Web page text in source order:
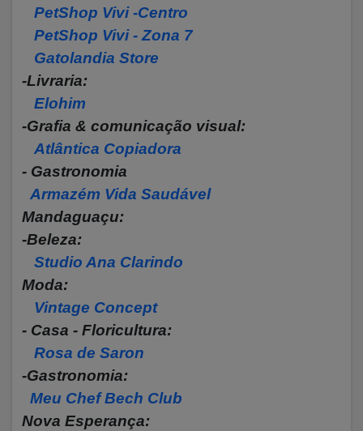
PetShop Vivi -Centro
PetShop Vivi - Zona 7
Gatolandia Store
-Livraria:
Elohim
-Grafia & comunicação visual:
Atlântica Copiadora
- Gastronomia
Armazém Vida Saudável
Mandaguaçu:
-Beleza:
Studio Ana Clarindo
Moda:
Vintage Concept
- Casa - Floricultura:
Rosa de Saron
-Gastronomia:
Meu Chef Bech Club
Nova Esperança: